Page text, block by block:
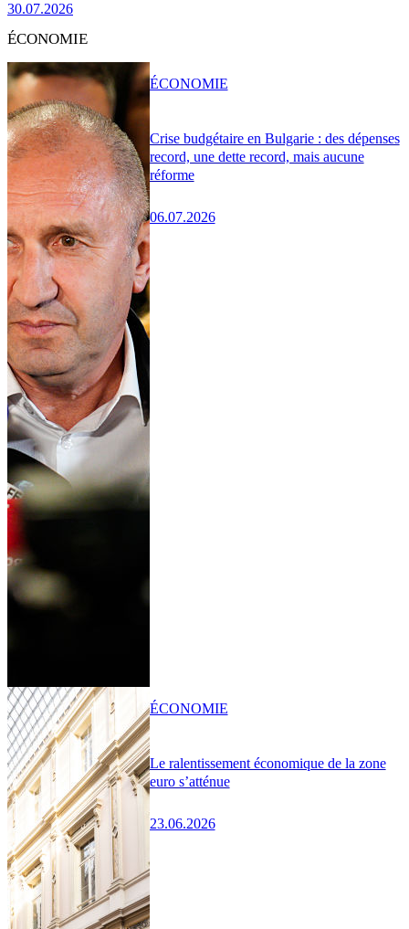
30.07.2026
ÉCONOMIE
Crise budgétaire en Bulgarie : des dépenses
record, une dette record, mais aucune
réforme
06.07.2026
ÉCONOMIE
Le ralentissement économique de la zone
euro s’atténue
23.06.2026
ÉCONOMIE